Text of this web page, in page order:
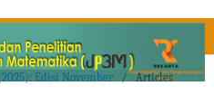
Edisi November / Articles